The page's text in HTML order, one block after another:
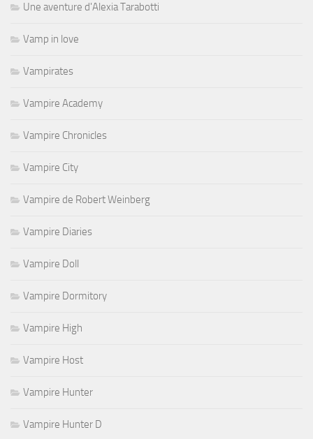
Une aventure d'Alexia Tarabotti
Vamp in love
Vampirates
Vampire Academy
Vampire Chronicles
Vampire City
Vampire de Robert Weinberg
Vampire Diaries
Vampire Doll
Vampire Dormitory
Vampire High
Vampire Host
Vampire Hunter
Vampire Hunter D